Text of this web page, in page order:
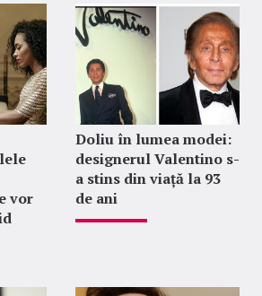
vor
Doliu în lumea modei:
designerul Valentino s-
a stins din viață la 93
de ani